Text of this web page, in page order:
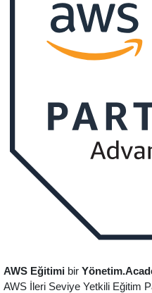
AWS Eğitimi bir
AWS İleri Seviye Yetkili Eğitim